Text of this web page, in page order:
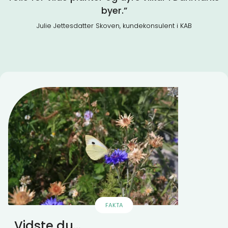
byer.”
Julie Jettesdatter Skoven, kundekonsulent i KAB
FAKTA